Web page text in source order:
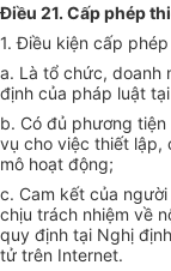
Điều 21. Cấp phép
1. Điều kiện cấp phép
a. Là tổ chức, doanh
định của pháp luật
b. Có đủ phương
vụ cho việc thiết lập,
mô hoạt động;
c. Cam kết của
chịu trách nhiệm về
quy định tại Nghị
tử trên Internet.